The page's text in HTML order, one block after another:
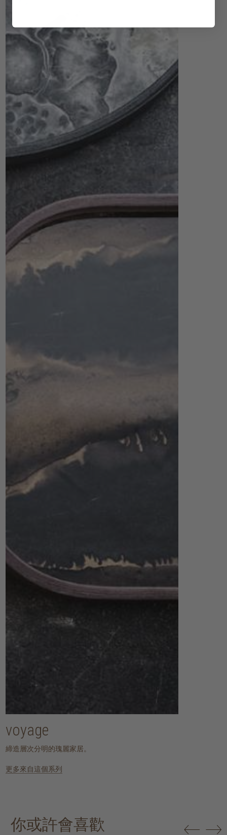
voyage
締造層次分明的瑰麗家居。
更多來自這個系列
你或許會喜歡